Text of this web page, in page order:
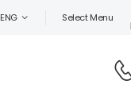
ENG Select Menu